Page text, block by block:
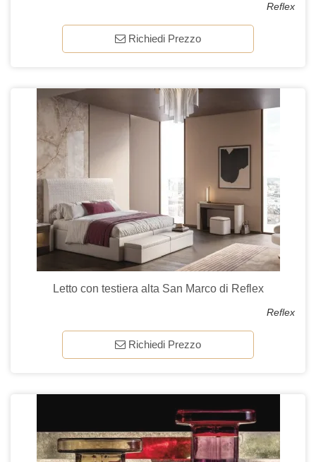
Reflex
Richiedi Prezzo
Letto con testiera alta San Marco di Reflex
Reflex
Richiedi Prezzo